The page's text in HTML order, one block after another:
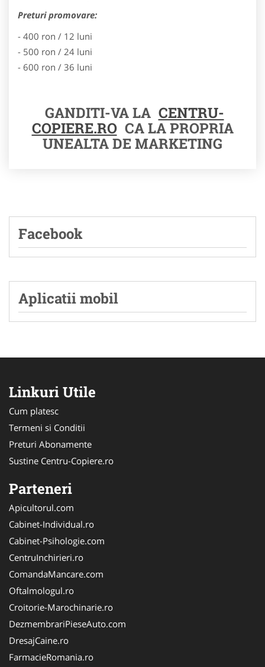
Preturi promovare:
- 400 ron / 12 luni
- 500 ron / 24 luni
- 600 ron / 36 luni
GANDITI-VA LA CENTRU-
COPIERE.RO CA LA PROPRIA
UNEALTA DE MARKETING
Facebook
Aplicatii mobil
Linkuri Utile
Cum platesc
Termeni si Conditii
Preturi Abonamente
Sustine Centru-Copiere.ro
Parteneri
Apicultorul.com
Cabinet-Individual.ro
Cabinet-Psihologie.com
CentruInchirieri.ro
ComandaMancare.com
Oftalmologul.ro
Croitorie-Marochinarie.ro
DezmembrariPieseAuto.com
DresajCaine.ro
FarmacieRomania.ro